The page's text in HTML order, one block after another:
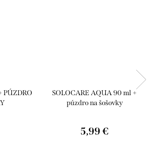
PÚZDRO
SOLOCARE AQUA 90 ml +
púzdro na šošovky
5,99 €